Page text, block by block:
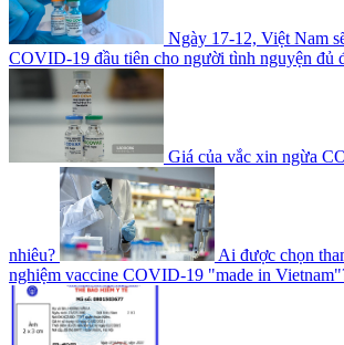
Ngày 17-12, Việt Nam
COVID-19 đầu tiên cho người tình nguyện đủ
Giá của vắc xin ngừa
nhiêu?
Ai được chọn
nghiệm vaccine COVID-19 "made in